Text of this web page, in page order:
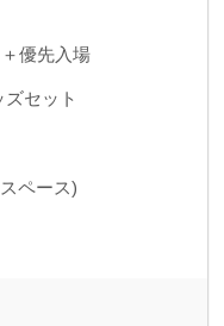
優先入場
セット
ペース)